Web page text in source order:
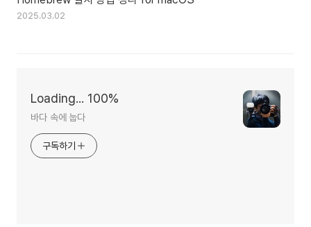
2025.03.02
Loading... 100%
바다 속에 눕다
구독하기